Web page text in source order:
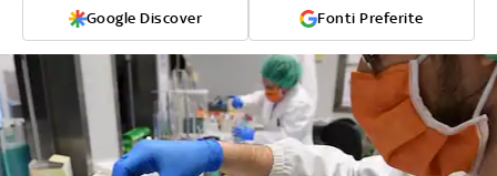
Google Discover Fonti Preferite